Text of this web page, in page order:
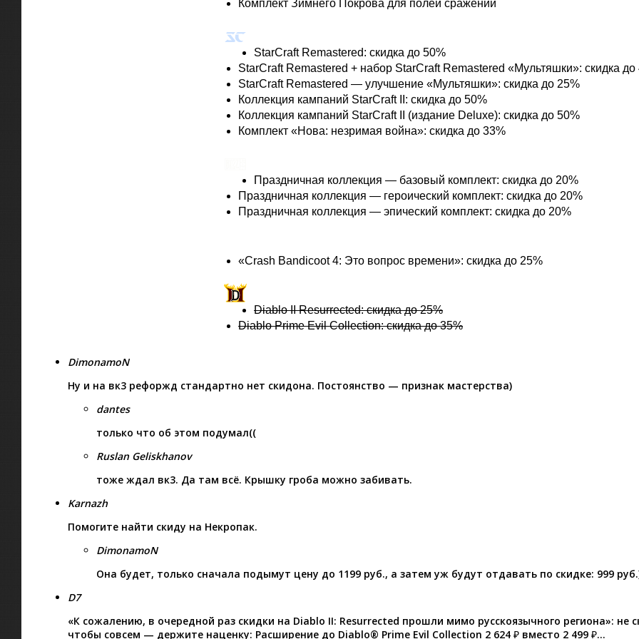
Комплект Зимнего Покрова для полей сражений
StarCraft Remastered: скидка до 50%
StarCraft Remastered + набор StarCraft Remastered «Мультяшки»: скидка до
StarCraft Remastered — улучшение «Мультяшки»: скидка до 25%
Коллекция кампаний StarCraft II: скидка до 50%
Коллекция кампаний StarCraft II (издание Deluxe): скидка до 50%
Комплект «Нова: незримая война»: скидка до 33%
Праздничная коллекция — базовый комплект: скидка до 20%
Праздничная коллекция — героический комплект: скидка до 20%
Праздничная коллекция — эпический комплект: скидка до 20%
«Crash Bandicoot 4: Это вопрос времени»: скидка до 25%
Diablo II Resurrected: скидка до 25%
Diablo Prime Evil Collection: скидка до 35%
DimonamoN
Ну и на вк3 рефоржд стандартно нет скидона. Постоянство — признак мастерства)
dantes
только что об этом подумал((
Ruslan Geliskhanov
тоже ждал вк3. Да там всё. Крышку гроба можно забивать.
Karnazh
Помогите найти скиду на Некропак.
DimonamoN
Она будет, только сначала подымут цену до 1199 руб., а затем уж будут отдавать по скидке: 999
D7
«К сожалению, в очередной раз скидки на Diablo II: Resurrected прошли мимо русскоязычного региона»: не
чтобы совсем — держите наценку: Расширение до Diablo® Prime Evil Collection 2 624 ₽ вместо 2 499 ₽…